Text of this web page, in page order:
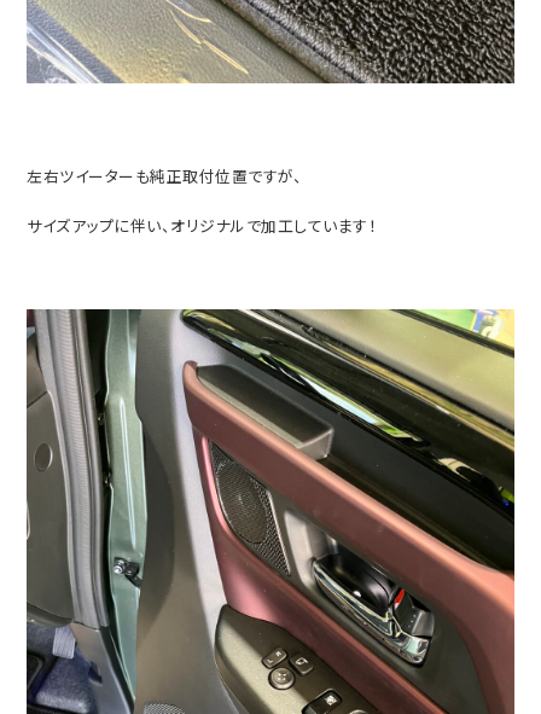
左右ツイーターも純正取付位置ですが、
サイズアップに伴い、オリジナルで加工しています！